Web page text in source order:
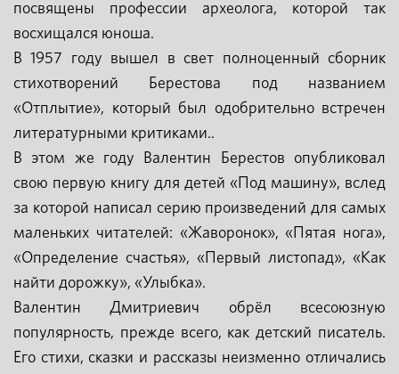
посвящены профессии археолога, которой так
восхищался юноша.
В 1957 году вышел в свет полноценный сборник
стихотворений Берестова под названием
«Отплытие», который был одобрительно встречен
литературными критиками..
В этом же году Валентин Берестов опубликовал
свою первую книгу для детей «Под машину», вслед
за которой написал серию произведений для самых
маленьких читателей: «Жаворонок», «Пятая нога»,
«Определение счастья», «Первый листопад», «Как
найти дорожку», «Улыбка».
Валентин Дмитриевич обрёл всесоюзную
популярность, прежде всего, как детский писатель.
Его стихи, сказки и рассказы неизменно отличались